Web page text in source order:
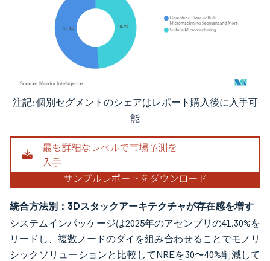
画像 © Mordor Intelligence。再利用にはCC BY 4.0の表示が必要です。
注記: 個別セグメントのシェアはレポート購入後に入手可
能
統合方法別：3Dスタックアーキテクチャが存在感を増す
システムインパッケージは2025年のアセンブリの41.30%を
リードし、複数ノードのダイを組み合わせることでモノリ
シックソリューションと比較してNREを30〜40%削減して